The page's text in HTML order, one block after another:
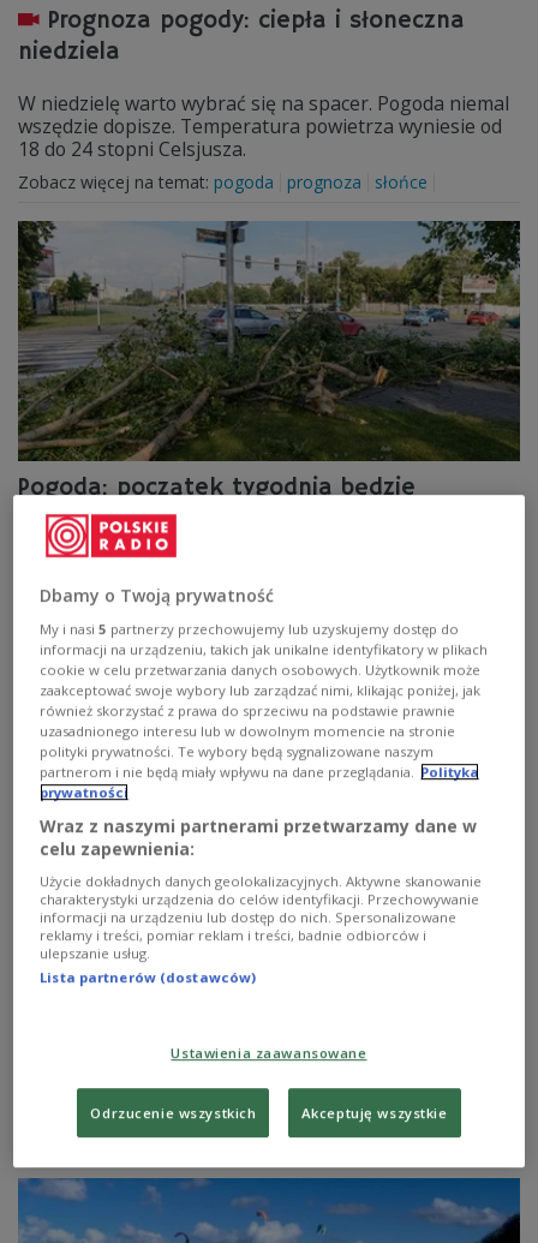
Prognoza pogody: ciepła i słoneczna
niedziela
W niedzielę warto wybrać się na spacer. Pogoda niemal
wszędzie dopisze. Temperatura powietrza wyniesie od
18 do 24 stopni Celsjusza.
Zobacz więcej na temat: pogoda prognoza słońce
Pogoda: początek tygodnia będzie
spokojniejszy
napływa nieco chłodniejsze powietrze polarno-morskie.
Zobacz więcej na temat:burza pogoda prognoza pogody
Prognoza pogody: będzie chłodno i
deszczowo
zachodu rozbudowuje się słaby klin wyżowy. Za frontem
zaczęła napływać chłodniejsza, polarno-morska masa
powietrza.
Zobacz więcej na temat:pogoda prognoza pogody
Dbamy o Twoją prywatność
My i nasi5 partnerzy przechowujemy lub uzyskujemy dostęp do
informacji na urządzeniu, takich jak unikalne identyfikatory w plikach
cookie w celu przetwarzania danych osobowych. Użytkownik może
zaakceptować swoje wybory lub zarządzać nimi, klikając poniżej, jak
również skorzystać z prawa do sprzeciwu na podstawie prawnie
uzasadnionego interesu lub w dowolnym momencie na stronie
polityki prywatności. Te wybory będą sygnalizowane naszym
partnerom i nie będą miały wpływu na dane przeglądania.
Polityka
prywatności
Wraz z naszymi partnerami przetwarzamy dane w
celu zapewnienia:
Użycie dokładnych danych geolokalizacyjnych. Aktywne skanowanie
charakterystyki urządzenia do celów identyfikacji. Przechowywanie
informacji na urządzeniu lub dostęp do nich. Spersonalizowane
reklamy i treści, pomiar reklam i treści, badnie odbiorców i
ulepszanie usług.
Lista partnerów (dostawców)
Ustawienia zaawansowane
Odrzucenie wszystkich Akceptuję wszystkie